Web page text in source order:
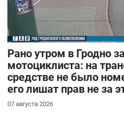
Рано утром в Гродно
мотоциклиста: на
средстве не было
его лишат прав не за
07 августа 2026